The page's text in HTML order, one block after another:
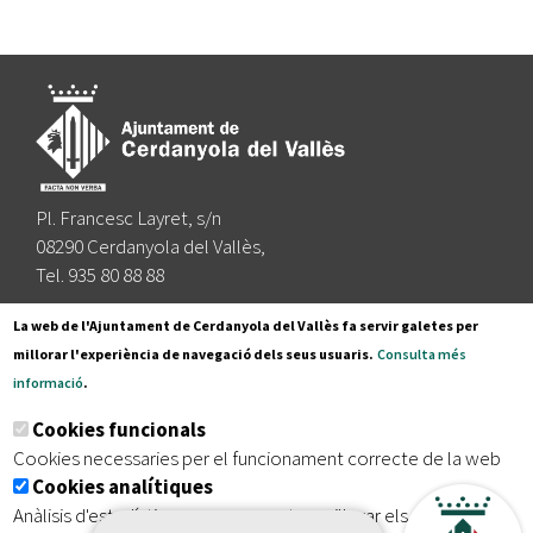
Pl. Francesc Layret, s/n
08290 Cerdanyola del Vallès,
Tel. 935 80 88 88
Segueix-nos a:
Subscriu-te al nostre butlletí
Inici | Avís legal | Protecció de dades Mapa del lloc
| Accessibilitat
La web de l'Ajuntament de Cerdanyola del Vallès fa servir galetes per
millorar l'experiència de navegació dels seus usuaris. Consulta més
informació.
Cookies funcionals
Cookies necessaries per el funcionament correcte de la web
Cookies analítiques
Anàlisis d'estadístiques que permeten millorar els serveis del